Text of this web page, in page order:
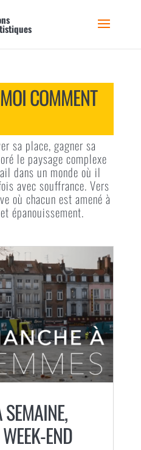
COMMENT
sa place, gagner sa
le paysage complexe
dans un monde où il
avec souffrance. Vers
où chacun est amené à
épanouissement.
END